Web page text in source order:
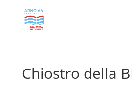
Chiostro della